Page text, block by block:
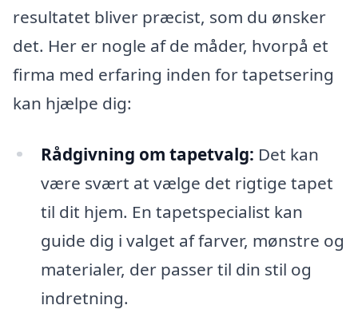
resultatet bliver præcist, som du ønsker
det. Her er nogle af de måder, hvorpå et
firma med erfaring inden for tapetsering
kan hjælpe dig:
Rådgivning om tapetvalg: Det kan
være svært at vælge det rigtige tapet
til dit hjem. En tapetspecialist kan
guide dig i valget af farver, mønstre og
materialer, der passer til din stil og
indretning.